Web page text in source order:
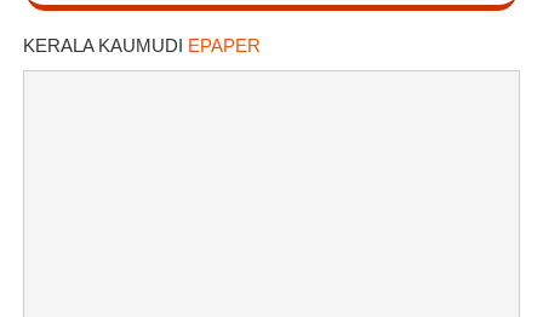
KERALA KAUMUDI EPAPER